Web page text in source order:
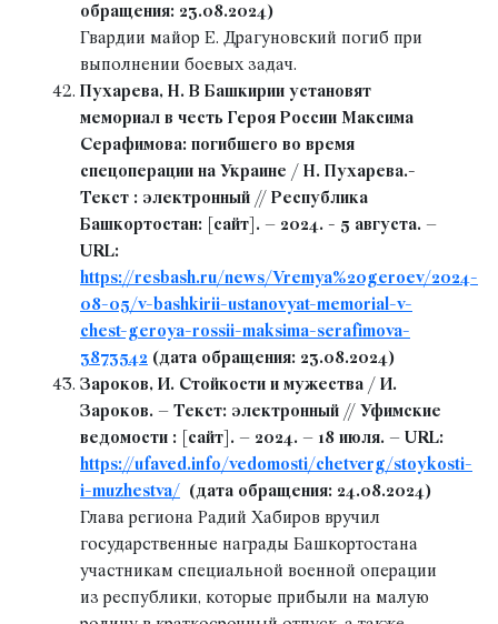
обращения: 23.08.2024)
Гвардии майор Е. Драгуновский погиб при
выполнении боевых задач.
Пухарева, Н. В Башкирии установят
мемориал в честь Героя России Максима
Серафимова: погибшего во время
спецоперации на Украине / Н. Пухарева.-
Текст : электронный // Республика
Башкортостан: [сайт]. – 2024. - 5 августа. –
URL:
https://resbash.ru/news/Vremya%20geroev/2024-
08-05/v-bashkirii-ustanovyat-memorial-v-
chest-geroya-rossii-maksima-serafimova-
3873542 (дата обращения: 23.08.2024)
Зароков, И. Стойкости и мужества / И.
Зароков. – Текст: электронный // Уфимские
ведомости : [сайт]. – 2024. – 18 июля. – URL:
https://ufaved.info/vedomosti/chetverg/stoykosti-
i-muzhestva/ (дата обращения: 24.08.2024)
Глава региона Радий Хабиров вручил
государственные награды Башкортостана
участникам специальной военной операции
из республики, которые прибыли на малую